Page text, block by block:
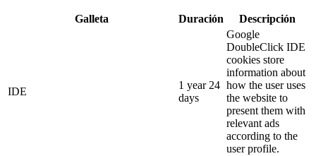
Galleta Duración Descripción
IDE
1 year 24
days
Google
DoubleClick IDE
cookies store
information about
how the user uses
the website to
present them with
relevant ads
according to the
user profile.